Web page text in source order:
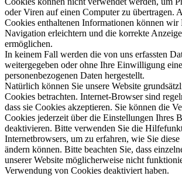
oder Viren auf einen Computer zu übertragen.
Cookies enthaltenen Informationen können wir
Navigation erleichtern und die korrekte
ermöglichen.
In keinem Fall werden die von uns erfassten
weitergegeben oder ohne Ihre Einwilligung
personenbezogenen Daten hergestellt.
Natürlich können Sie unsere Website
Cookies betrachten. Internet-Browser sind
dass sie Cookies akzeptieren. Sie können die
Cookies jederzeit über die Einstellungen Ihres
deaktivieren. Bitte verwenden Sie die
Internetbrowsers, um zu erfahren, wie Sie
ändern können. Bitte beachten Sie, dass
unserer Website möglicherweise nicht
Verwendung von Cookies deaktiviert haben.